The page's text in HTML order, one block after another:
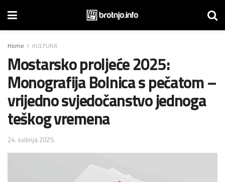
Home KULTURA
Mostarsko proljeće 2025:
Monografija Bolnica s pečatom –
vrijedno svjedočanstvo jednoga
teškog vremena
24. svibnja 2025.